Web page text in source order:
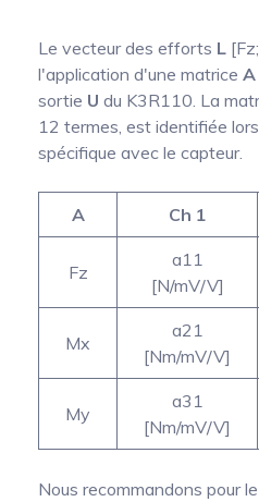
Le vecteur des efforts L
l'application d'une matrice A
sortie U du K3R110. La
12 termes, est identifiée
spécifique avec le capteur.
A Ch 1
Fz
a11
[N/mV/V]
Mx
a21
[Nm/mV/V]
My
a31
[Nm/mV/V]
Nous recommandons pour